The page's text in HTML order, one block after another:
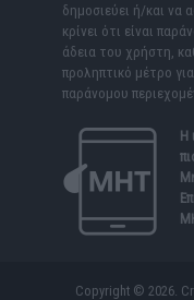
δημοσιεύει ή/και να
κρίνει ότι είναι
άδεια του χρήστη,
προληπτικό μέτρο
παράνομου
Η
Copyright © 2026.